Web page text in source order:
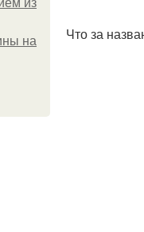
из
на
Что за